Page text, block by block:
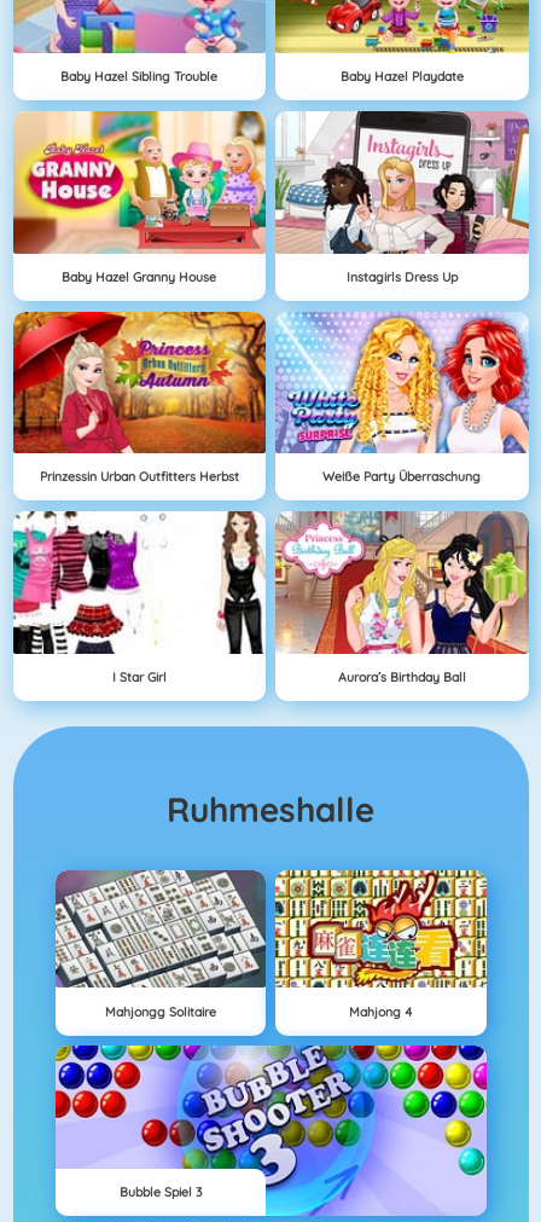
Baby Hazel Sibling Trouble Baby Hazel Playdate
Baby Hazel Granny House Instagirls Dress Up
Prinzessin Urban Outfitters Herbst Weiße Party Überraschung
I Star Girl Aurora’s Birthday Ball
Ruhmeshalle
Mahjongg Solitaire Mahjong 4
Bubble Spiel 3